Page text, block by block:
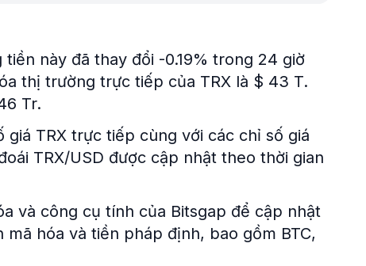
này đã thay đổi -0.19% trong 24 giờ
thị trường trực tiếp của TRX là $ 43 T.
Tr.
TRX trực tiếp cùng với các chỉ số giá
TRX/USD được cập nhật theo thời gian
và công cụ tính của Bitsgap để cập nhật
hóa và tiền pháp định, bao gồm BTC,